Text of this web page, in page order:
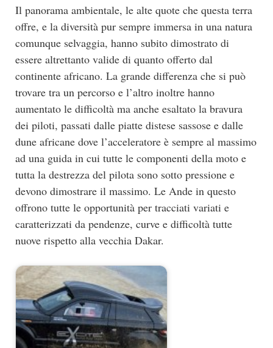
Il panorama ambientale, le alte quote che questa terra
offre, e la diversità pur sempre immersa in una natura
comunque selvaggia, hanno subito dimostrato di
essere altrettanto valide di quanto offerto dal
continente africano. La grande differenza che si può
trovare tra un percorso e l’altro inoltre hanno
aumentato le difficoltà ma anche esaltato la bravura
dei piloti, passati dalle piatte distese sassose e dalle
dune africane dove l’acceleratore è sempre al massimo
ad una guida in cui tutte le componenti della moto e
tutta la destrezza del pilota sono sotto pressione e
devono dimostrare il massimo. Le Ande in questo
offrono tutte le opportunità per tracciati variati e
caratterizzati da pendenze, curve e difficoltà tutte
nuove rispetto alla vecchia Dakar.